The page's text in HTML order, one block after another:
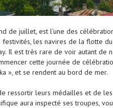
de juillet, est l’une des
les navires de la flotte
Il est très rare de voir autant de
cette journée de
», et se rendent au bord de mer.
ressortir leurs médailles et de
aura inspecté ses troupes,